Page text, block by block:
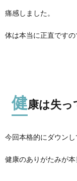
痛感しました。
体は本当に正直ですの
健康は失
今回本格的にダウンし
健康のありがたみが本